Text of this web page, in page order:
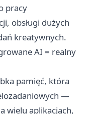
pracy
obsługi dużych
kreatywnych.
AI = realny
pamięć, która
—
wielu aplikacjach,